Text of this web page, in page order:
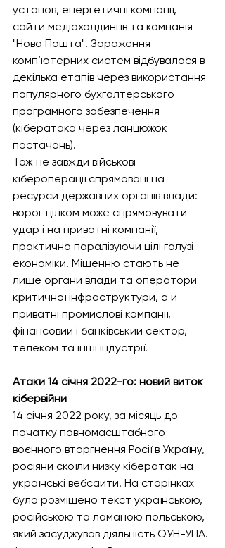
установ, енергетичні компанії,
сайти медіахолдингів та компанія
"Нова Пошта". Зараження
комп’ютерних систем відбувалося в
декілька етапів через використання
популярного бухгалтерського
програмного забезпечення
(кібератака через ланцюжок
постачань).
Тож не завжди військові
кібероперації спрямовані на
ресурси державних органів влади:
ворог цілком може спрямовувати
удар і на приватні компанії,
практично паралізуючи цілі галузі
економіки. Мішенню стають не
лише органи влади та оператори
критичної інфраструктури, а й
приватні промислові компанії,
фінансовий і банківський сектор,
телеком та інші індустрії.
Атаки 14 січня 2022-го: новий виток
кібервійни
14 січня 2022 року, за місяць до
початку повномасштабного
воєнного вторгнення Росії в Україну,
росіяни скоїли низку кібератак на
українські вебсайти. На сторінках
було розміщено текст українською,
російською та ламаною польською,
який засуджував діяльність ОУН-УПА.